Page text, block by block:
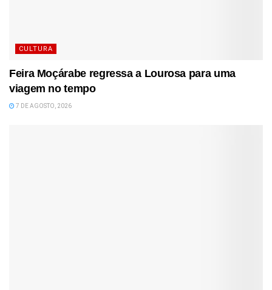
CULTURA
Feira Moçárabe regressa a Lourosa para uma
viagem no tempo
7 DE AGOSTO, 2026